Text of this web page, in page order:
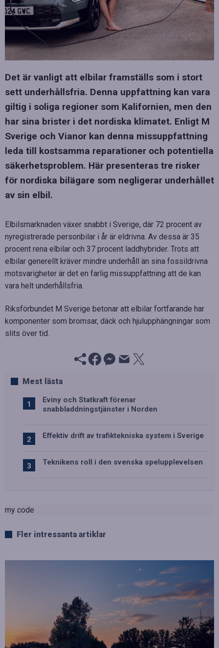
Det är vanligt att elbilar framställs som i stort
sett underhållsfria. Denna uppfattning kan vara
giltig i soliga regioner som Kalifornien, men den
har sina brister i det nordiska klimatet. Enligt M
Sverige och Vianor kan denna missuppfattning
leda till kostsamma reparationer och potentiella
säkerhetsproblem. Här presenteras tre risker
för nordiska bilägare som negligerar underhållet
av sin elbil.
Elbilsmarknaden växer snabbt i Sverige, där 72 procent av
nyregistrerade personbilar i år är eldrivna. Av dessa är 35
procent rena elbilar och 37 procent laddhybrider. Trots att
elbilar generellt kräver mindre underhåll än sina fossildrivna
motsvarigheter är det en farlig missuppfattning att de kan
vara helt underhållsfria.
Riksförbundet M Sverige betonar att elbilar fortfarande har
komponenter som bromsar, däck och hjulupphängningar som
slits över tid.
Mest lästa
Eviny och Statkraft förenar
snabbladdningstjänster i Norden
Effektiv drift av trafiktekniska system i Sverige
Teknikens roll i den svenska spelupplevelsen
my code
Fler intressanta artiklar